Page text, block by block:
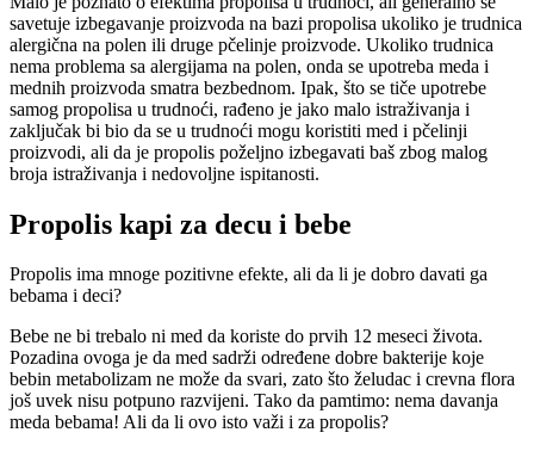
savetuje izbegavanje proizvoda na bazi propolisa ukoliko je trudnica
alergična na polen ili druge pčelinje proizvode. Ukoliko trudnica
nema problema sa alergijama na polen, onda se upotreba meda i
mednih proizvoda smatra bezbednom. Ipak, što se tiče upotrebe
samog propolisa u trudnoći, rađeno je jako malo istraživanja i
zaključak bi bio da se u trudnoći mogu koristiti med i pčelinji
proizvodi, ali da je propolis poželjno izbegavati baš zbog malog
broja istraživanja i nedovoljne ispitanosti.
Propolis kapi za decu i bebe
Propolis ima mnoge pozitivne efekte, ali da li je dobro davati ga
bebama i deci?
Bebe ne bi trebalo ni med da koriste do prvih 12 meseci života.
Pozadina ovoga je da med sadrži određene dobre bakterije koje
bebin metabolizam ne može da svari, zato što želudac i crevna flora
još uvek nisu potpuno razvijeni. Tako da pamtimo: nema davanja
meda bebama! Ali da li ovo isto važi i za propolis?